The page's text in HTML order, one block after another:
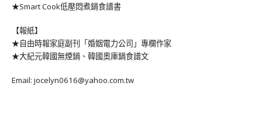
★Smart Cook低壓悶煮鍋食譜書
【報紙】
★自由時報家庭副刊「婚姻電力公司」專欄作家
★大紀元韓國無煙鍋、韓國奧庫鍋食譜文
Email: jocelyn0616@yahoo.com.tw